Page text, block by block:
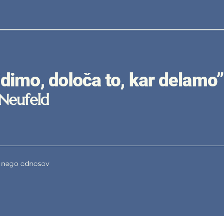
odnosov
določa to, kar delamo”